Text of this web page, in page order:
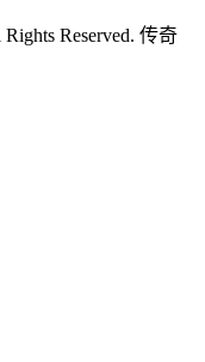
Reserved. 传奇